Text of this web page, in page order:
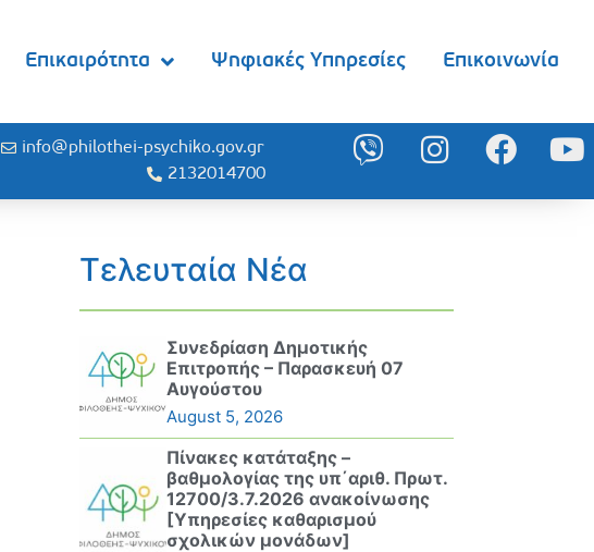
Επικαιρότητα Ψηφιακές Υπηρεσίες Επικοινωνία
info@philothei-psychiko.gov.gr
2132014700
Τελευταία Νέα
Συνεδρίαση Δημοτικής
Επιτροπής – Παρασκευή 07
Αυγούστου
August 5, 2026
Πίνακες κατάταξης –
βαθμολογίας της υπ΄αριθ. Πρωτ.
12700/3.7.2026 ανακοίνωσης
[Υπηρεσίες καθαρισμού
σχολικών μονάδων]